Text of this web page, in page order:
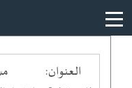
العنوان: